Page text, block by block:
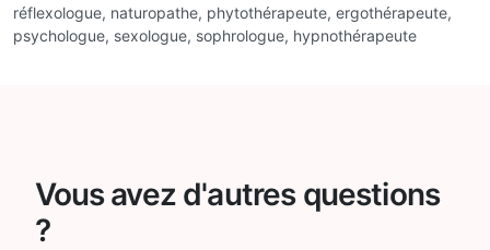
réflexologue, naturopathe, phytothérapeute, ergothérapeute,
psychologue, sexologue, sophrologue, hypnothérapeute
Vous avez d'autres questions
?